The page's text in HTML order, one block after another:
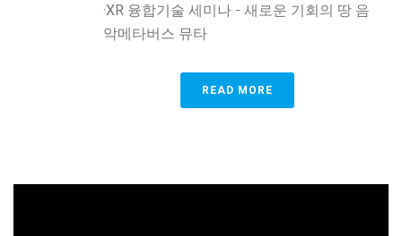
·XR 융합기술 세미나 - 새로운 기회의 땅 음
악메타버스 뮤타
READ MORE